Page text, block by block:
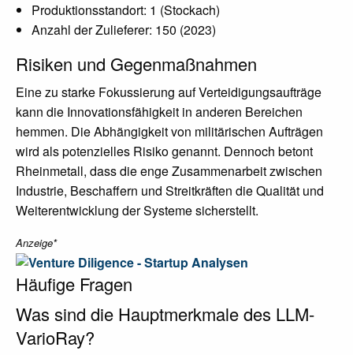
Produktionsstandort: 1 (Stockach)
Anzahl der Zulieferer: 150 (2023)
Risiken und Gegenmaßnahmen
Eine zu starke Fokussierung auf Verteidigungsaufträge
kann die Innovationsfähigkeit in anderen Bereichen
hemmen. Die Abhängigkeit von militärischen Aufträgen
wird als potenzielles Risiko genannt. Dennoch betont
Rheinmetall, dass die enge Zusammenarbeit zwischen
Industrie, Beschaffern und Streitkräften die Qualität und
Weiterentwicklung der Systeme sicherstellt.
Anzeige*
Häufige Fragen
Was sind die Hauptmerkmale des LLM-
VarioRay?